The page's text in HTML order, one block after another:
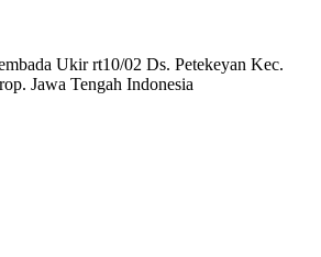
Ukir rt10/02 Ds. Petekeyan Kec.
Jawa Tengah Indonesia